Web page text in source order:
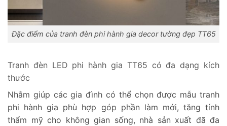
Đặc điểm của tranh đèn phi hành gia decor tường đẹp TT65
Tranh đèn LED phi hành gia TT65 có đa dạng kích
thước
Nhằm giúp các gia đình có thể chọn được mẫu tranh
phi hành gia phù hợp góp phần làm mới, tăng tính
thẩm mỹ cho không gian sống, nhà sản xuất đã đa